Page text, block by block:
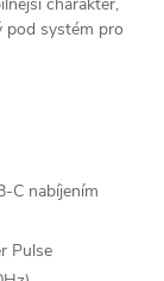
pod systém pro
C nabíjením
Pulse